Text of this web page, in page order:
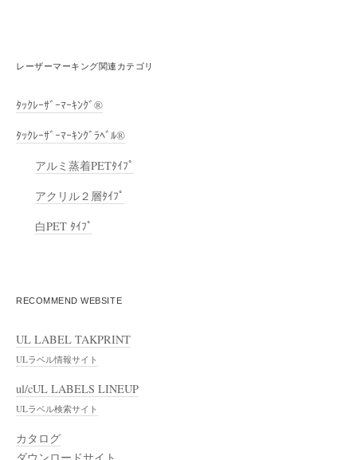
レーザーマーキング関連カテゴリ
ﾀｯｸﾚｰｻﾞｰﾏｰｷﾝｸﾞ®
ﾀｯｸﾚｰｻﾞｰﾏｰｷﾝｸﾞﾗﾍﾞﾙ®
アルミ蒸着PETﾀｲﾌﾟ
アクリル２層ﾀｲﾌﾟ
白PET ﾀｲﾌﾟ
RECOMMEND WEBSITE
UL LABEL TAKPRINT
ULラベル情報サイト
ul/cUL LABELS LINEUP
ULラベル検索サイト
カタログ